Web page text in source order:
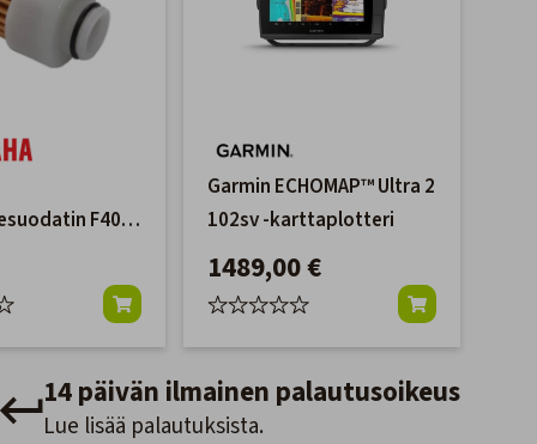
F40-
Garmin ECHOMAP™ Ultra 2
102sv -karttaplotteri
1489,00 €
14 päivän ilmainen palautusoikeus
Lue lisää palautuksista.